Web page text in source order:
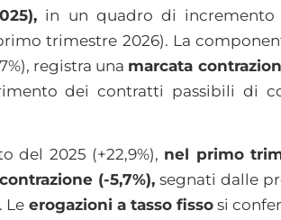
in un quadro di incremento
trimestre 2026). La
registra una marcata
dei contratti passibili di
del 2025 (+22,9%), nel primo
contrazione (-5,7%), segnati dalle
Le erogazioni a tasso fissosi